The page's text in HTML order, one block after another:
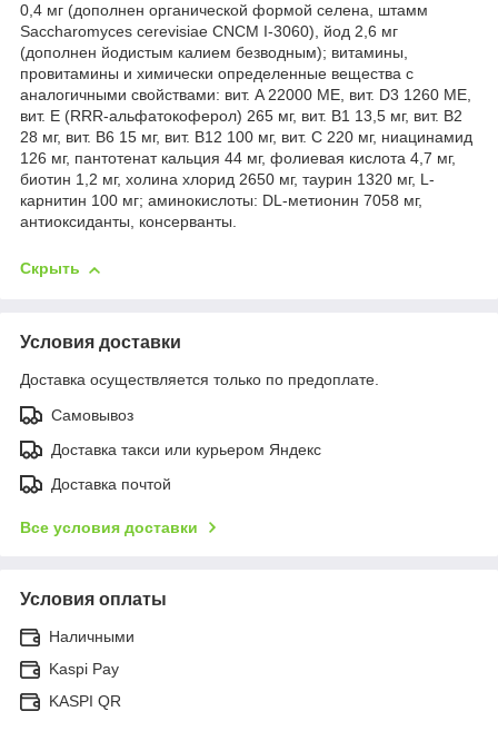
0,4 мг (дополнен органической формой селена, штамм
Saccharomyces cerevisiae CNCM I-3060), йод 2,6 мг
(дополнен йодистым калием безводным); витамины,
провитамины и химически определенные вещества с
аналогичными свойствами: вит. A 22000 ME, вит. D3 1260 МЕ,
вит. E (RRR-альфатокоферол) 265 мг, вит. B1 13,5 мг, вит. B2
28 мг, вит. B6 15 мг, вит. B12 100 мг, вит. С 220 мг, ниацинамид
126 мг, пантотенат кальция 44 мг, фолиевая кислота 4,7 мг,
биотин 1,2 мг, холина хлорид 2650 мг, таурин 1320 мг, L-
карнитин 100 мг; аминокислоты: DL-метионин 7058 мг,
антиоксиданты, консерванты.
Скрыть
Условия доставки
Доставка осуществляется только по предоплате.
Самовывоз
Доставка такси или курьером Яндекс
Доставка почтой
Все условия доставки
Условия оплаты
Наличными
Kaspi Pay
KASPI QR